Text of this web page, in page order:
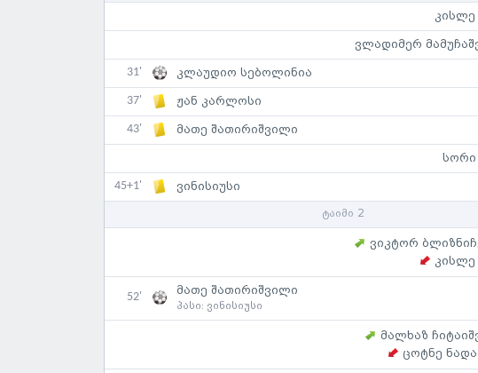
კისლე
ვლადიმერ
31' კლაუდიო სებოლინია
37' ჟან კარლოსი
43' მათე შათირიშვილი
სორი
45+1' ვინისიუსი
ტაიმი 2
ვიკტორ
კისლე
52' მათე შათირიშვილი
პასი: ვინისიუსი
მალხაზ
ცოტნე